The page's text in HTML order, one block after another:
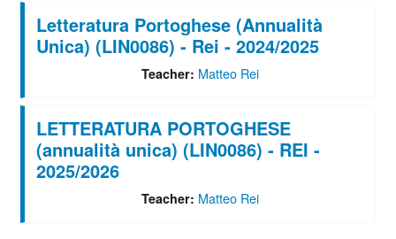
Letteratura Portoghese (Annualità
Unica) (LIN0086) - Rei - 2024/2025
Teacher: Matteo Rei
LETTERATURA PORTOGHESE
(annualità unica) (LIN0086) - REI -
2025/2026
Teacher: Matteo Rei